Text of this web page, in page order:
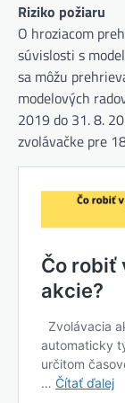
Riziko požiaru
O hroziacom
súvislosti s
sa môžu
modelových
2019 do 31. 8.
zvolávačke pre